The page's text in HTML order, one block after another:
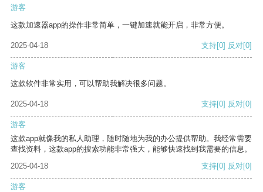
游客
这款加速器app的操作非常简单，一键加速就能开启，非常方便。
2025-04-18 支持[0] 反对[0]
游客
这款软件非常实用，可以帮助我解决很多问题。
2025-04-18 支持[0] 反对[0]
游客
这款app就像我的私人助理，随时随地为我的办公提供帮助。我经常需要
查找资料，这款app的搜索功能非常强大，能够快速找到我需要的信息。
2025-04-18
支持[0] 反对[0]
游客